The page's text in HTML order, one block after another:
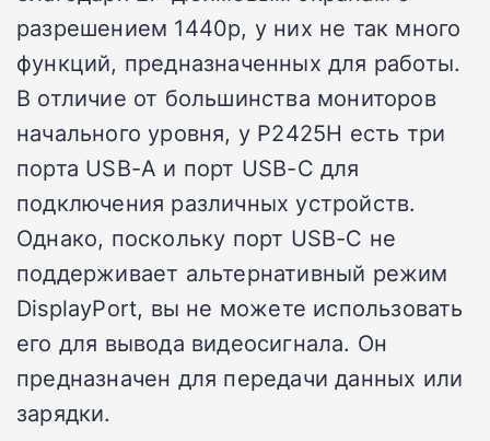
разрешением 1440p, у них не так много
функций, предназначенных для работы.
В отличие от большинства мониторов
начального уровня, у P2425H есть три
порта USB-A и порт USB-C для
подключения различных устройств.
Однако, поскольку порт USB-C не
поддерживает альтернативный режим
DisplayPort, вы не можете использовать
его для вывода видеосигнала. Он
предназначен для передачи данных или
зарядки.